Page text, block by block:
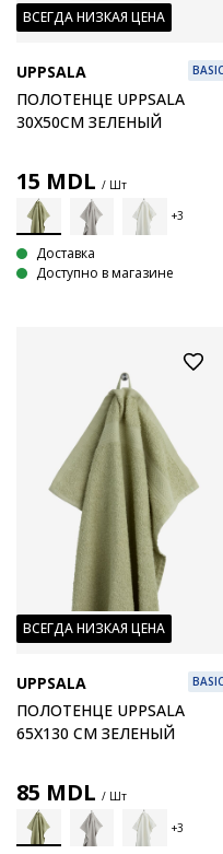
ВСЕГДА НИЗКАЯ ЦЕНА
UPPSALA BASIC
ПОЛОТЕНЦЕ UPPSALA
30X50СМ ЗЕЛЕНЫЙ
15 MDL / Шт
Доставка
Доступно в магазине
ВСЕГДА НИЗКАЯ ЦЕНА
UPPSALA BASIC
ПОЛОТЕНЦЕ UPPSALA
65X130 СМ ЗЕЛЕНЫЙ
85 MDL / Шт